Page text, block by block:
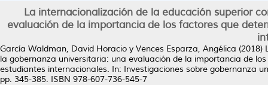
La internacionalización de la educación superior
evaluación de la importancia de los factores que
García Waldman, David Horacio y Vences Esparza, Angélica (2018)
la gobernanza universitaria: una evaluación de la importancia de
estudiantes internacionales. In: Investigaciones sobre gobernanza
pp. 345-385. ISBN 978-607-736-545-7